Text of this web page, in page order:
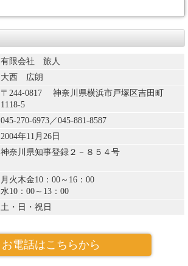
有限会社 旅人
大西 広朗
〒244-0817 神奈川県横浜市戸塚区吉田町
1118-5
045-270-6973／045-881-8587
2004年11月26日
神奈川県知事登録２－８５４号
月火木金10：00～16：00
水10：00～13：00
土・日・祝日
お電話はこちらから